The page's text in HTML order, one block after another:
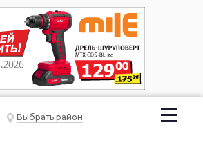
Выбрать район